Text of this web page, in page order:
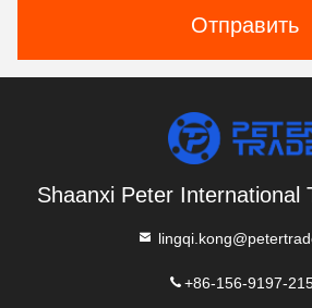
Отправить
Shaanxi Peter International
+86-156-9197-